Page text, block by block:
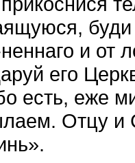
буди
и от
его
есть, еже
Отцу